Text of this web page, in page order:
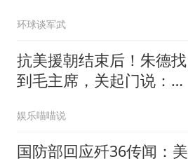
环球谈军武
抗美援朝结束后！朱德找
到毛主席，关起门说：我
娱乐喵喵说
国防部回应歼36传闻：美